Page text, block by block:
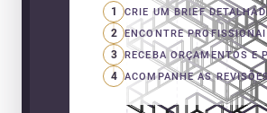
1 CRIE UM BRIEF
2 ENCONTRE
3 RECEBA ORÇAMENTOS E
4 ACOMPANHE AS